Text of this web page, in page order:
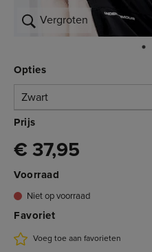
Vergroten
Opties
Zwart
Zwart
3.001.136
Prijs
€ 37,95
Voorraad
Niet op voorraad
Favoriet
Voeg toe aan favorieten